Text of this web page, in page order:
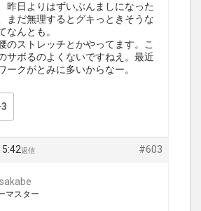
昨日よりはずいぶんましになった
まだ無理するとグキっときそうな
なんとも。
のストレッチとかやってます。こ
サボるのよくないですねえ。最近
ークがとみに多いからなー。
#603
返信
マスター